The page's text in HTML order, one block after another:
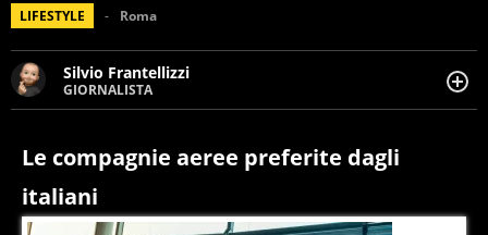
LIFESTYLE Roma
Silvio Frantellizzi
GIORNALISTA
Giornalista pubblicista. Da oltre dieci anni si occupa di
cronaca, motori, spettacolo e videogame.
Le compagnie aeree preferite dagli
italiani